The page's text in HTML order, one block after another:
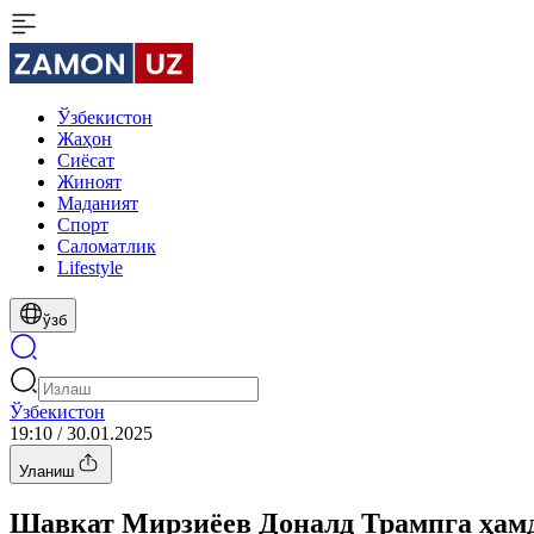
Ўзбекистон
Жаҳон
Сиёсат
Жиноят
Маданият
Спорт
Cаломатлик
Lifestyle
ўзб
Ўзбекистон
19:10 / 30.01.2025
Уланиш
Шавкат Мирзиёев Доналд Трампга